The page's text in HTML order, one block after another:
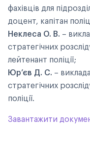
фахівців для
доцент, капітан
Неклеса О. В. –
стратегічних
лейтенант поліції;
Юр’єв Д. С. –
стратегічних
поліції.
Завантажити